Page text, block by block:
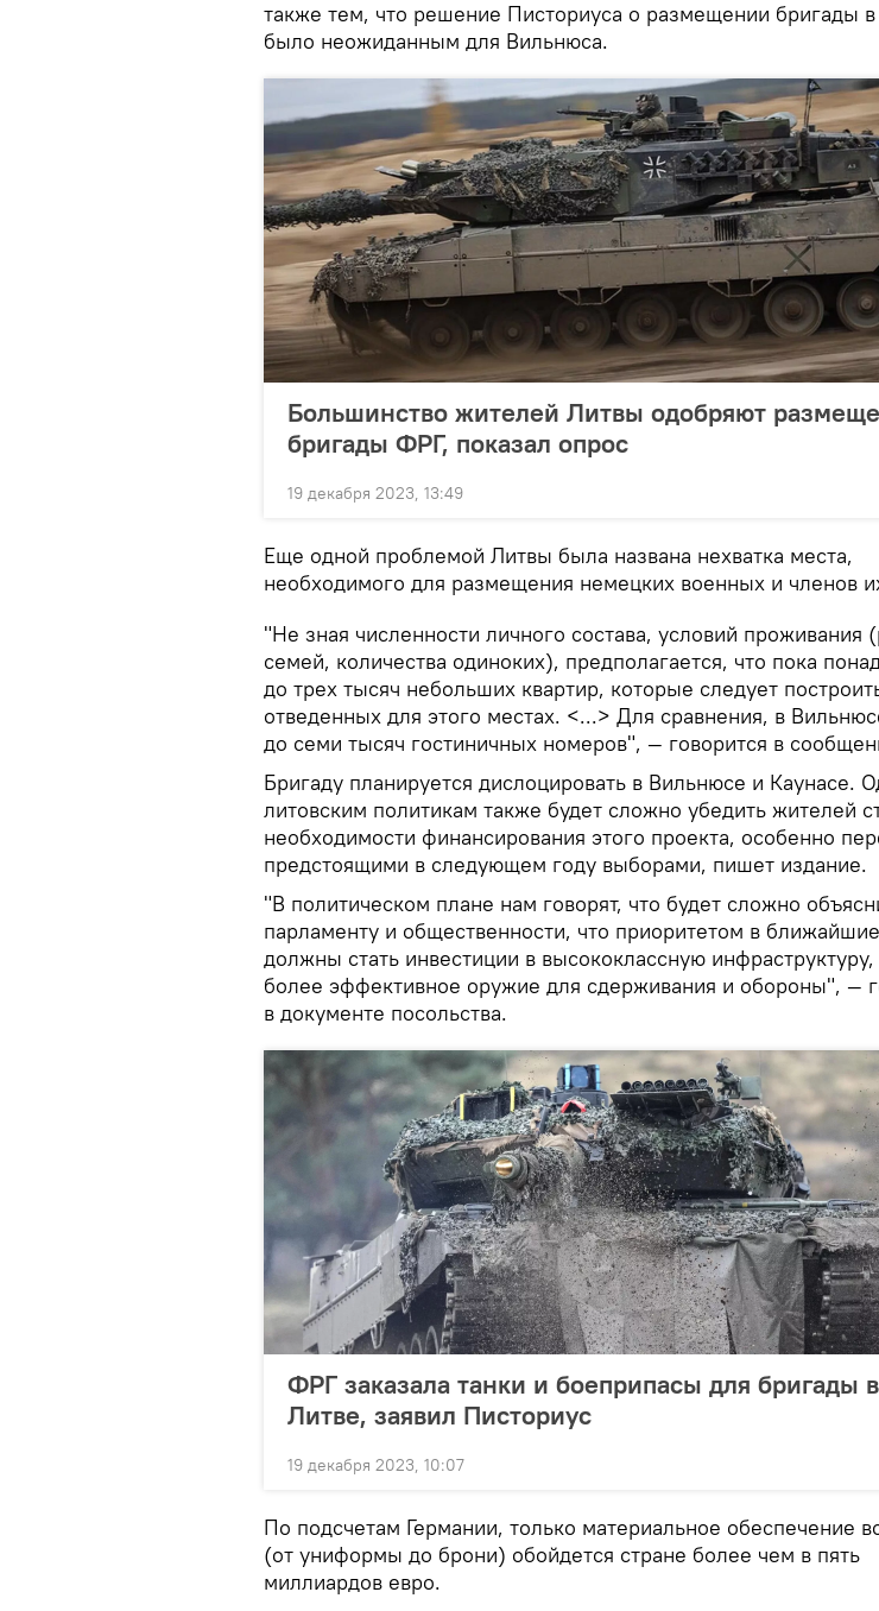
также тем, что решение Писториуса о размещении бригады
было неожиданным для Вильнюса.
Большинство жителей Литвы одобряют
бригады ФРГ, показал опрос
19 декабря 2023, 13:49
Еще одной проблемой Литвы была названа нехватка места,
необходимого для размещения немецких военных и членов
"Не зная численности личного состава, условий проживания
семей, количества одиноких), предполагается, что пока
до трех тысяч небольших квартир, которые следует
отведенных для этого местах. <...> Для сравнения, в
до семи тысяч гостиничных номеров", — говорится в
Бригаду планируется дислоцировать в Вильнюсе и Каунасе.
литовским политикам также будет сложно убедить жителей
необходимости финансирования этого проекта, особенно
предстоящими в следующем году выборами, пишет издание.
"В политическом плане нам говорят, что будет сложно
парламенту и общественности, что приоритетом в
должны стать инвестиции в высококлассную
более эффективное оружие для сдерживания и обороны", —
в документе посольства.
ФРГ заказала танки и боеприпасы для бригады в
Литве, заявил Писториус
19 декабря 2023, 10:07
По подсчетам Германии, только материальное обеспечение
(от униформы до брони) обойдется стране более чем в пять
миллиардов евро.